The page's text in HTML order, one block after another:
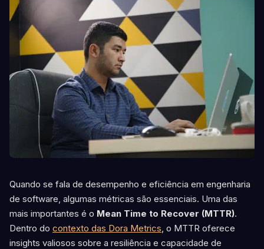
Quando se fala de desempenho e eficiência em engenharia
de software, algumas métricas são essenciais. Uma das
mais importantes é o Mean Time to Recover (MTTR).
Dentro do contexto das Dora Metrics , o MTTR oferece
insights valiosos sobre a resiliência e capacidade de